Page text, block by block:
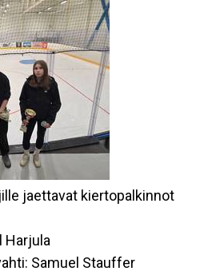
jaettavat kiertopalkinnot
Harjula
Samuel Stauffer